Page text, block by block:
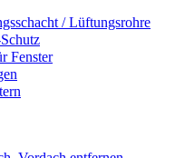
/ Lüftungsrohre
Fenster